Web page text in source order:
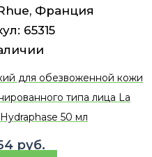
Франция
65315
для обезвоженной кожи
типа лица La
50 мл
руб.